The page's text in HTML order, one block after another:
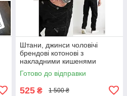
Штани, джинси чоловічі
брендові котонові з
накладними кишенями
"карго" MIGACH, Туреччина
Готово до відправки
525 ₴ 1 500 ₴